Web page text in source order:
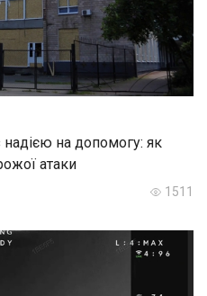
на допомогу: як
атаки
1511